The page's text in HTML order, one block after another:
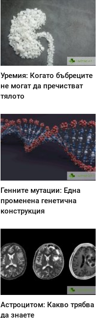
Уремия: Когато бъбреците
не могат да пречистват
тялото
Генните мутации: Една
променена генетична
конструкция
Астроцитом: Какво трябва
да знаете